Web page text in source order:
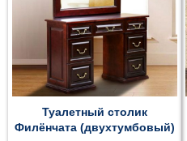
Туалетный столик
Филёнчата (двухтумбовый)